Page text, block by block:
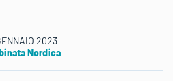
2023
Nordica